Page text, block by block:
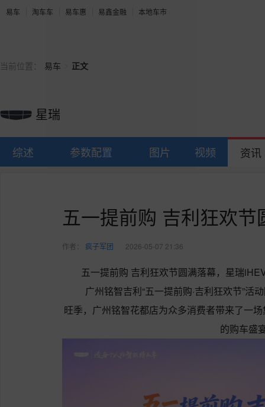
易车 淘车车 易车惠 易鑫金融 本地车市
当前位置： 易车 正文
星瑞
综述 参数配置 图片 视频 资讯
五一提前购 吉利狂欢节
作者： 疯子军团 2026-05-07 21:36
五一提前购 吉利狂欢节圆满落幕，星瑞
广州铭智吉利“五一提前购·吉利狂欢节”活
旺季，广州铭智花都店为众多消费者带来了一
的购车盛